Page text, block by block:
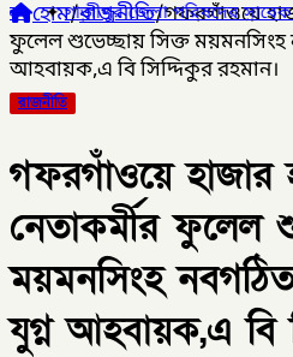
পরিষদের সাবেক চেয়ারম্যান ও
হোম/রাজনীতি/গফরগাঁওয়ে
ফুলেল শুভেচ্ছায় সিক্ত ময়মনসিংহ
আহবায়ক,এ বি সিদ্দিকুর রহমান।
রাজনীতি
গফরগাঁওয়ে হাজার
নেতাকর্মীর ফুলেল
ময়মনসিংহ
যুগ্ন আহবায়ক,এ বি